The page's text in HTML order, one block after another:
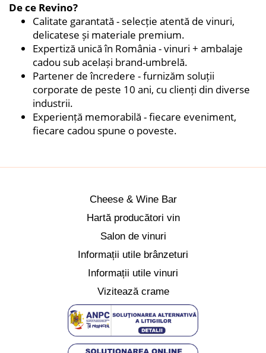
De ce Revino?
Calitate garantată - selecție atentă de vinuri,
delicatese și materiale premium.
Expertiză unică în România - vinuri + ambalaje
cadou sub același brand-umbrelă.
Partener de încredere - furnizăm soluții
corporate de peste 10 ani, cu clienți din diverse
industrii.
Experiență memorabilă - fiecare eveniment,
fiecare cadou spune o poveste.
Cheese & Wine Bar
Hartă producători vin
Salon de vinuri
Informații utile brânzeturi
Informații utile vinuri
Vizitează crame